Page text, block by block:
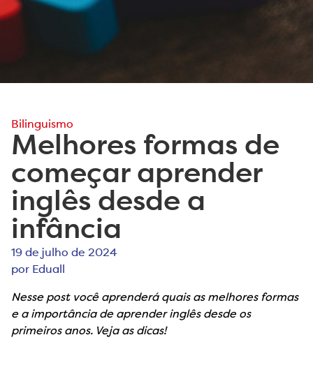
Bilinguismo
Melhores formas de
começar aprender
inglês desde a
infância
19 de julho de 2024
por Eduall
Nesse post você aprenderá quais as melhores formas
e a importância de aprender inglês desde os
primeiros anos. Veja as dicas!